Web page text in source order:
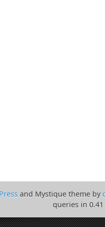
and Mystique theme by